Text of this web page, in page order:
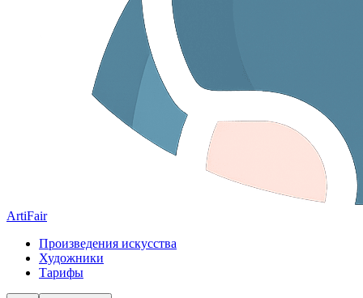
ArtiFair
Произведения искусства
Художники
Тарифы